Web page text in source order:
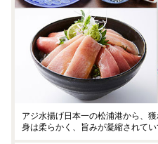
アジ水揚げ日本一の松浦港から、
身は柔らかく、旨みが凝縮されて